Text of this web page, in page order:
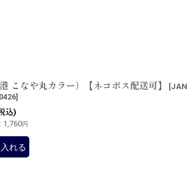
こなや丸カラー）【ネコポス配送可】 [JAN
]
込)
: 1,760円
れる